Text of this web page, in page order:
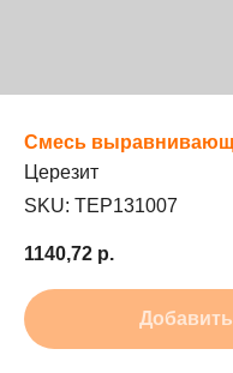
Смесь
Церезит
SKU: TEP131007
1140,72 р.